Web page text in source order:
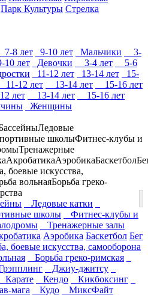
Парк Культуры Стрелка
7-8 лет 9-10 лет Мальчики
3-
лет Девочки 3-4 лет
5-6
11-12 лет 13-14 лет
15-
11-12 лет 13-14 лет
15-16 лет
лет 13-14 лет
15-16 лет
Женщины
Ледовые
школыФитнес-клубы и
Тренажерные
АкробатикаАэробикаБаскетбол
боевые искусства,
вольнаяБорьба греко-
Ледовые катки
школы
Фитнес-клубы и
Тренажерные залы
Аэробика Баскетбол Бег
боевые искусства, самооборона
Борьба греко-римская
Джиу-джитсу
Карате Кендо
Кикбоксинг
мага Кудо
МиксФайт